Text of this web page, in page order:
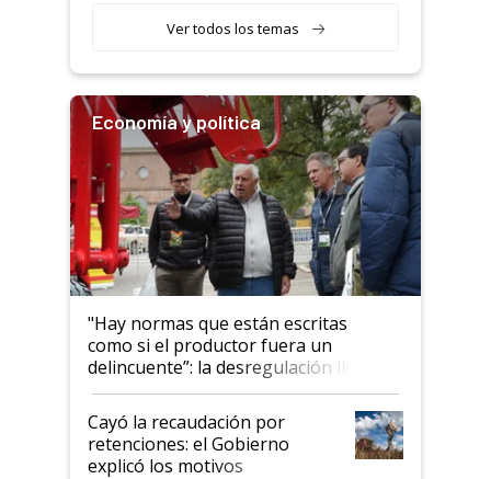
Ver todos los temas
Economía y política
"Hay normas que están escritas
como si el productor fuera un
delincuente”: la desregulación llegó
al Congreso Aapresid y hasta se
habló del financiamiento al IPCVA
Cayó la recaudación por
retenciones: el Gobierno
explicó los motivos